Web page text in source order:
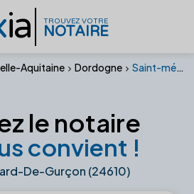
ia TROUVEZ VOTRE
NOTAIRE
Aquitaine Dordogne Saint-méard-de-gurçon (24610)
le notaire
convient !
De-Gurçon (24610)